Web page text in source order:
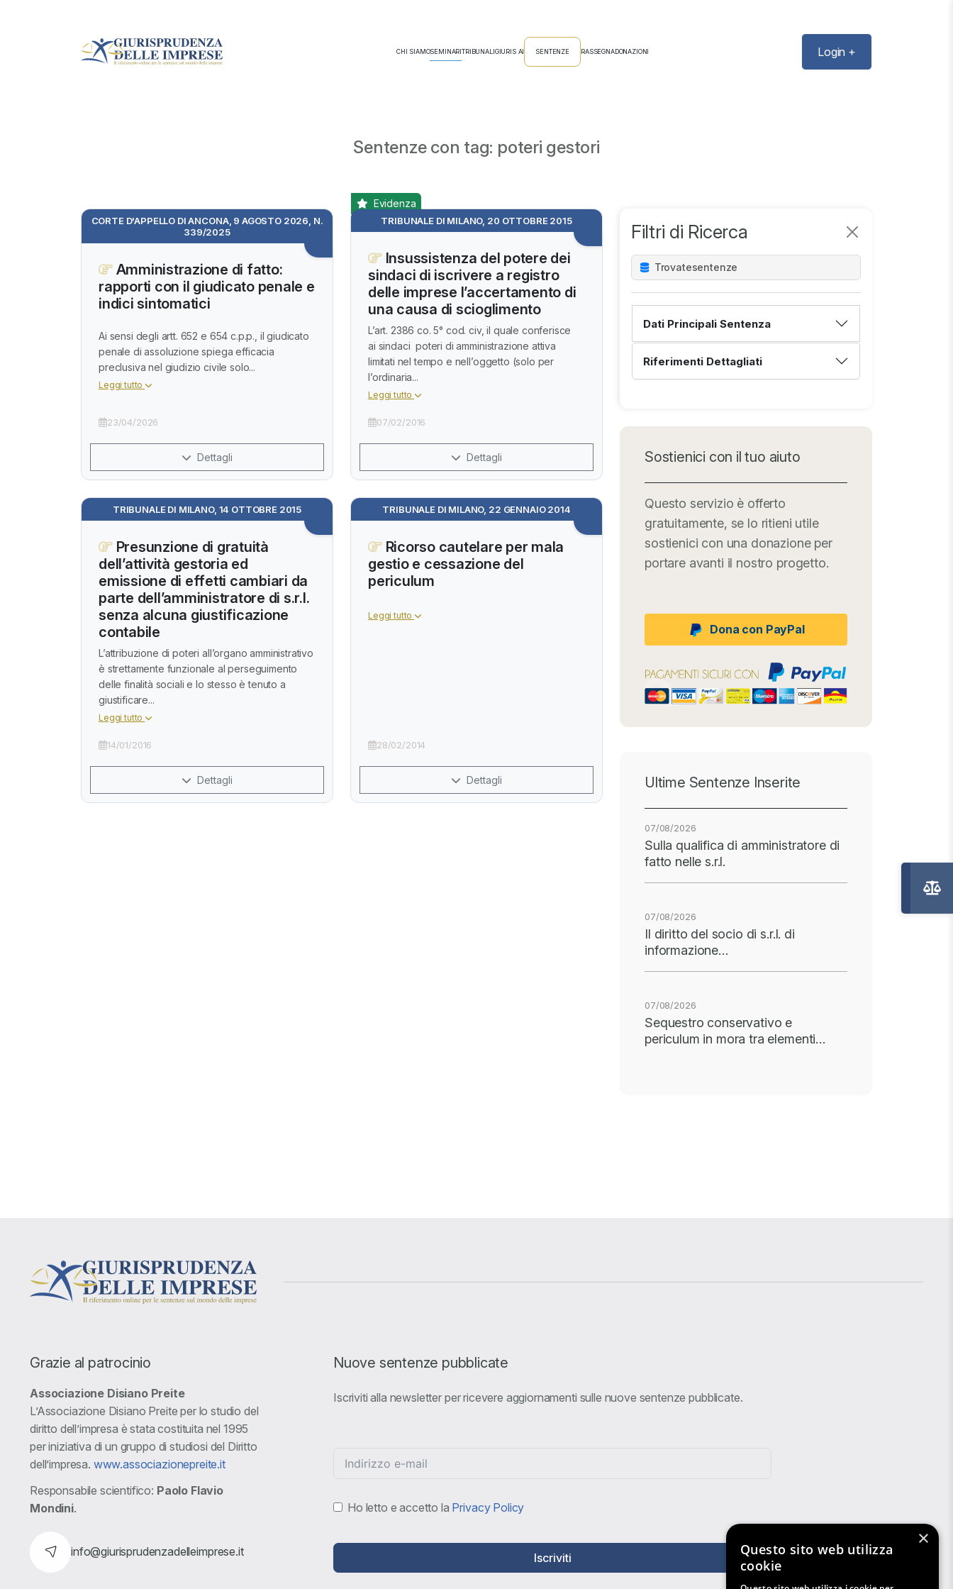
CHI SIAMOSEMINARITRIBUNALIGIURIS AI SENTENZE RASSEGNADONAZIONI Login +
Sentenze con tag: poteri gestori
Filtri di Ricerca
Trovatesentenze
Dati Principali Sentenza
Riferimenti Dettagliati
Sostienici con il tuo aiuto
Questo servizio è offerto
gratuitamente, se lo ritieni utile
sostienici con una donazione per
portare avanti il nostro progetto.
Dona con PayPal
Ultime Sentenze Inserite
07/08/2026
Sulla qualifica di amministratore di
fatto nelle s.r.l.
07/08/2026
Il diritto del socio di s.r.l. di
informazione…
07/08/2026
Sequestro conservativo e
periculum in mora tra elementi…
CORTE D'APPELLO DI ANCONA, 9 AGOSTO 2026, N.
339/2025
Amministrazione di fatto:
rapporti con il giudicato penale e
indici sintomatici
Ai sensi degli artt. 652 e 654 c.p.p., il giudicato
penale di assoluzione spiega efficacia
preclusiva nel giudizio civile solo...
Leggi tutto
23/04/2026
Dettagli
TRIBUNALE DI MILANO, 20 OTTOBRE 2015
Evidenza
Insussistenza del potere dei
sindaci di iscrivere a registro
delle imprese l’accertamento di
una causa di scioglimento
L’art. 2386 co. 5° cod. civ, il quale conferisce
ai sindaci poteri di amministrazione attiva
limitati nel tempo e nell’oggetto (solo per
l’ordinaria...
Leggi tutto
07/02/2016
Dettagli
TRIBUNALE DI MILANO, 14 OTTOBRE 2015
Presunzione di gratuità
dell’attività gestoria ed
emissione di effetti cambiari da
parte dell’amministratore di s.r.l.
senza alcuna giustificazione
contabile
L’attribuzione di poteri all’organo amministrativo
è strettamente funzionale al perseguimento
delle finalità sociali e lo stesso è tenuto a
giustificare...
Leggi tutto
14/01/2016
Dettagli
TRIBUNALE DI MILANO, 22 GENNAIO 2014
Ricorso cautelare per mala
gestio e cessazione del
periculum
Leggi tutto
28/02/2014
Dettagli
Grazie al patrocinio
Associazione Disiano Preite
L’Associazione Disiano Preite per lo studio del
diritto dell’impresa è stata costituita nel 1995
per iniziativa di un gruppo di studiosi del Diritto
dell’impresa. www.associazionepreite.it
Responsabile scientifico: Paolo Flavio
Mondini.
info@giurisprudenzadelleimprese.it
Nuove sentenze pubblicate
Iscriviti alla newsletter per ricevere aggiornamenti sulle nuove sentenze pubblicate.
Ho letto e accetto la Privacy Policy
Iscriviti
×
Questo sito web utilizza
cookie